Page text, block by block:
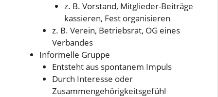
z. B. Vorstand, Mitglieder-Beiträge
kassieren, Fest organisieren
z. B. Verein, Betriebsrat, OG eines
Verbandes
Informelle Gruppe
Entsteht aus spontanem Impuls
Durch Interesse oder
Zusammengehörigkeitsgefühl